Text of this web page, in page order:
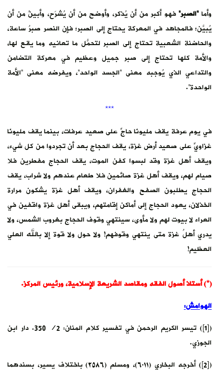
وأما“الصبر”فهو أكبر من أن يُذكر، وأوضح من أن يُشرَح، وأبينُ من أن
يُبيَّن؛ فالمجاهد في المعركة يحتاج إلى الصبر؛ فإن النصر صبرُ ساعة،
والحاضنة الشعبية تحتاج إلى الصبر لتحمُّل ما تعانيه وما يقع لها،
والأمة كلها تحتاج إلى صبر جميل وعظيم في معركة التضامن
والتداعي الذي يُوجبه معنى “الجسد الواحد”، ويفرضه معنى “الأمة
الواحدة”.
***
في يوم عرفة يقف مليونَا حاجٍّ على صعيد عرفات، بينما يقف مليونَا
غزاويٍّ على صعيد أرض غزة، يقف الحجاج بعد أن تجردوا من كل شيء،
ويقف أهل غزة وقد لبسوا كفن الموت، يقف الحجاج مفطرين فلا
صيام لهم، ويقف أهل غزة صائمين فلا طعام عندهم ولا شراب، يقف
الحجاج يطلبون الصفح والغفران، ويقف أهل غزة يشكون مرارة
الخذلان، يعود الحجاج إلى أماكن إقامتهم، ويبقى أهل غزة واقفين في
العراء لا بيوت لهم ولا مأوى، سينتهي وقوف الحجاج بغروب الشمس، ولا
يدري أهلُ غزة متى ينتهي وقوفهم! ولا حول ولا قوة إلا بالله العلي
العظيم!
(*) أستاذ أصول الفقه ومقاصد الشريعة الإسلامية، ورئيس المركز.
الهوامش:
([1]) تيسر الكريم الرحمن في تفسير كلام المنان: 2/ 350. دار ابن
الجوزي.
([2]) أخرجه البخاري (٦٠١١)، ومسلم (٢٥٨٦) باختلاف يسير، بسندهما